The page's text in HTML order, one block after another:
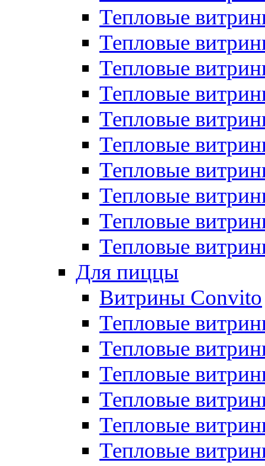
Тепловые
Тепловые
Тепловые
Тепловые
Тепловые
Тепловые
Тепловые
Тепловые
Тепловые
Тепловые
Для пиццы
Витрины Convito
Тепловые
Тепловые
Тепловые
Тепловые
Тепловые
Тепловые